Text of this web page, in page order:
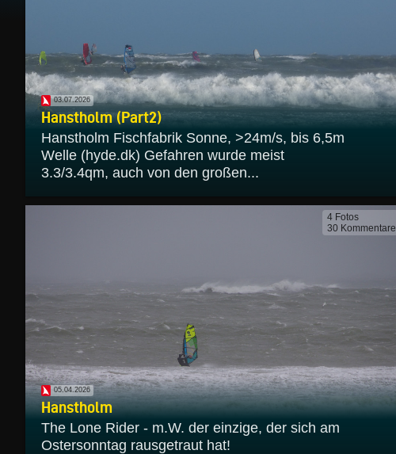
03.07.2026
Hanstholm (Part2)
Hanstholm Fischfabrik Sonne, >24m/s, bis 6,5m
Welle (hyde.dk) Gefahren wurde meist
3.3/3.4qm, auch von den großen...
4 Fotos
30 Kommentare
05.04.2026
Hanstholm
The Lone Rider - m.W. der einzige, der sich am
Ostersonntag rausgetraut hat!